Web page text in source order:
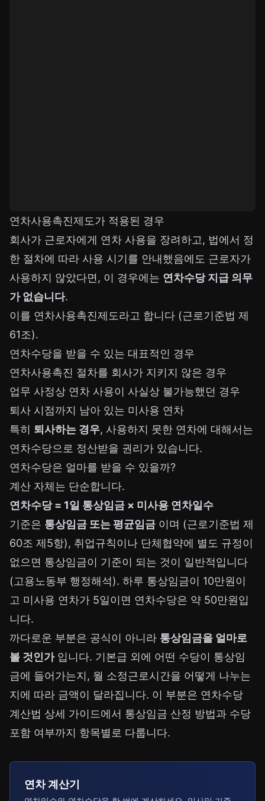
연차사용촉진제도가 적용된 경우
회사가 근로자에게 연차 사용을 장려하고, 법에서 정
한 절차에 따라 사용 시기를 안내했음에도 근로자가
사용하지 않았다면, 이 경우에는 연차수당 지급 의무
가 없습니다.
이를 연차사용촉진제도라고 합니다 (근로기준법 제
61조).
연차수당을 받을 수 있는 대표적인 경우
연차사용촉진 절차를 회사가 지키지 않은 경우
업무 사정상 연차 사용이 사실상 불가능했던 경우
퇴사 시점까지 남아 있는 미사용 연차
특히 퇴사하는 경우, 사용하지 못한 연차에 대해서는
연차수당으로 정산받을 권리가 있습니다.
연차수당은 얼마를 받을 수 있을까?
계산 자체는 단순합니다.
연차수당 = 1일 통상임금 × 미사용 연차일수
기준은 통상임금 또는 평균임금 이며 (근로기준법 제
60조 제5항), 취업규칙이나 단체협약에 별도 규정이
없으면 통상임금이 기준이 되는 것이 일반적입니다
(고용노동부 행정해석). 하루 통상임금이 10만원이
고 미사용 연차가 5일이면 연차수당은 약 50만원입
니다.
까다로운 부분은 공식이 아니라 통상임금을 얼마로
볼 것인가입니다. 기본급 외에 어떤 수당이 통상임
금에 들어가는지, 월 소정근로시간을 어떻게 나누는
지에 따라 금액이 달라집니다. 이 부분은 연차수당
계산법 상세 가이드에서 통상임금 산정 방법과 수당
포함 여부까지 항목별로 다룹니다.
연차 계산기